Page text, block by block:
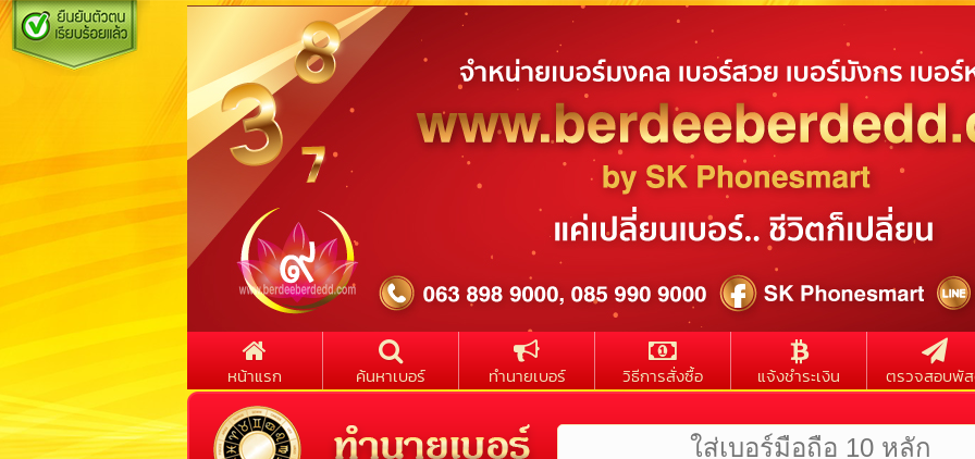
หน้าแรก ค้นหาเบอร์ ทำนายเบอร์ วิธีการสั่งซื้อ แจ้งชำระเงิน ตรวจสอบพั